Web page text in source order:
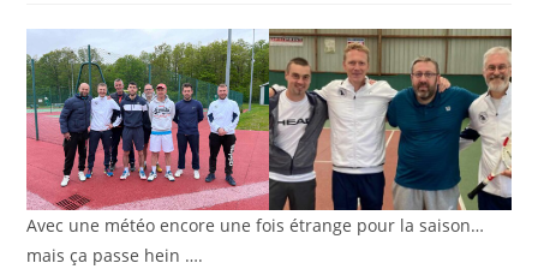
publication :
Avec une météo encore une fois étrange pour la saison…
mais ça passe hein ….